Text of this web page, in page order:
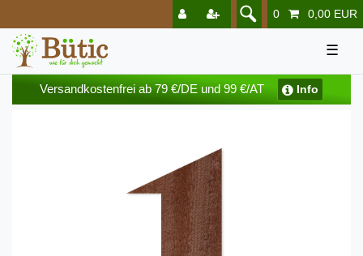
0 0,00 EUR
☰
Versandkostenfrei ab 79 €/DE und 99 €/AT Info